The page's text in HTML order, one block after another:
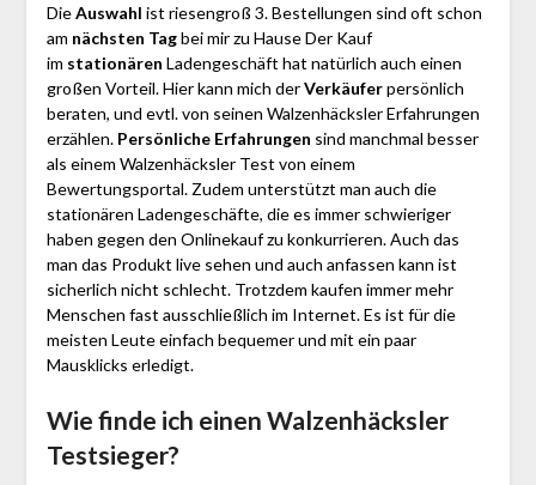
DieAuswahl ist riesengroß 3. Bestellungen sind oft schon
am nächsten Tagbei mir zu Hause Der Kauf
im stationären Ladengeschäft hat natürlich auch einen
großen Vorteil. Hier kann mich derVerkäuferpersönlich
beraten, und evtl. von seinen Walzenhäcksler Erfahrungen
erzählen. Persönliche Erfahrungen sind manchmal besser
als einem Walzenhäcksler Test von einem
Bewertungsportal. Zudem unterstützt man auch die
stationären Ladengeschäfte, die es immer schwieriger
haben gegen den Onlinekauf zu konkurrieren. Auch das
man das Produkt live sehen und auch anfassen kann ist
sicherlich nicht schlecht. Trotzdem kaufen immer mehr
Menschen fast ausschließlich im Internet. Es ist für die
meisten Leute einfach bequemer und mit ein paar
Mausklicks erledigt.
Wie finde ich einen Walzenhäcksler
Testsieger?